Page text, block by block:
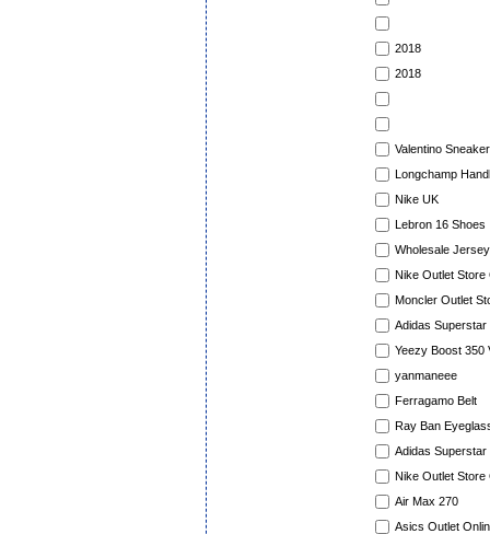
2018
2018
Valentino
Longchamp
Nike UK
Lebron 16 Shoes
Wholesale
Nike Outlet Store
Moncler Outlet
Adidas Superstar
Yeezy Boost 350
yanmaneee
Ferragamo Belt
Ray Ban
Adidas Superstar
Nike Outlet Store
Air Max 270
Asics Outlet